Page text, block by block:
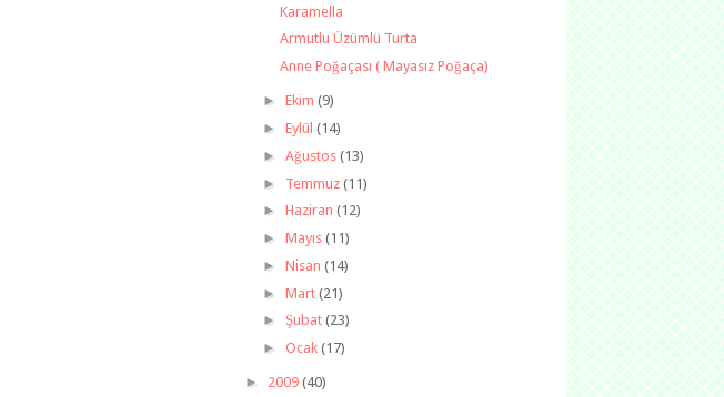
Karamella
Armutlu Üzümlü Turta
Anne Poğaçası ( Mayasız Poğaça)
► Ekim (9)
► Eylül (14)
► Ağustos (13)
► Temmuz (11)
► Haziran (12)
► Mayıs (11)
► Nisan (14)
► Mart (21)
► Şubat (23)
► Ocak (17)
► 2009 (40)